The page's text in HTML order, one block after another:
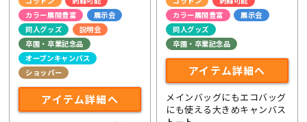
カラー展開豊富
展示会
同人グッズ
説明会
卒園・卒業記念品
オープンキャンパス
ショッパー
アイテム詳細へ
カラー展開豊富
展示会
同人グッズ
卒園・卒業記念品
アイテム詳細へ
メインバッグにもエコバッグ
にも使える大きめキャンバス